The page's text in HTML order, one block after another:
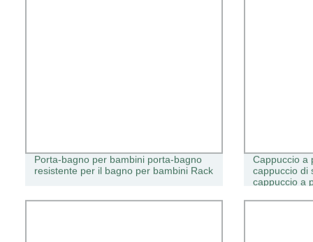
Porta-bagno per bambini porta-bagno
resistente per il bagno per bambini Rack
Cappuccio a
cappuccio di
cappuccio a